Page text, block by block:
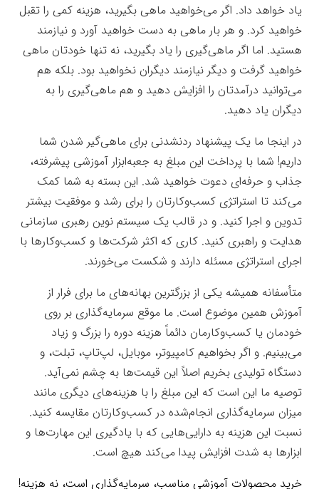
یاد خواهد داد. اگر می‌خواهید ماهی بگیرید، هزینه کمی را تقبل
خواهید کرد. و هر بار ماهی به دست خواهید آورد و نیازمند
هستید. اما اگر ماهی‌گیری را یاد بگیرید، نه تنها خودتان ماهی
خواهید گرفت و دیگر نیازمند دیگران نخواهید بود. بلکه هم
می‌توانید درآمدتان را افزایش دهید و هم ماهی‌گیری را به
دیگران یاد دهید.
در اینجا ما یک پیشنهاد ردنشدنی برای ماهی‌گیر شدن شما
داریم! شما با پرداخت این مبلغ به جعبه‌ابزار آموزشی پیشرفته،
جذاب و حرفه‌ای دعوت خواهید شد. این بسته به شما کمک
می‌کند تا استراتژی کسب‌وکارتان را برای رشد و موفقیت بیشتر
تدوین و اجرا کنید. و در قالب یک سیستم نوین رهبری سازمانی
هدایت و راهبری کنید. کاری که اکثر شرکت‌ها و کسب‌وکارها با
اجرای استراتژی مسئله دارند و شکست می‌خورند.
متأسفانه همیشه یکی از بزرگترین بهانه‌های ما برای فرار از
آموزش همین موضوع است. ما موقع سرمایه‌گذاری بر روی
خودمان یا کسب‌وکارمان دائماً هزینه دوره را بزرگ و زیاد
می‌بینیم. و اگر بخواهیم کامپیوتر، موبایل، لپ‌تاپ، تبلت، و
دستگاه تولیدی بخریم اصلاً این قیمت‌ها به چشم نمی‌آید.
توصیه ما این است که این مبلغ را با هزینه‌های دیگری مانند
میزان سرمایه‌گذاری انجام‌شده در کسب‌وکارتان مقایسه کنید.
نسبت این هزینه به دارایی‌هایی که با یادگیری این مهارت‌ها و
ابزارها به شدت افزایش پیدا می‌کند هیچ است.
خرید محصولات آموزشی مناسب، سرمایه‌گذاری است، نه هزینه!